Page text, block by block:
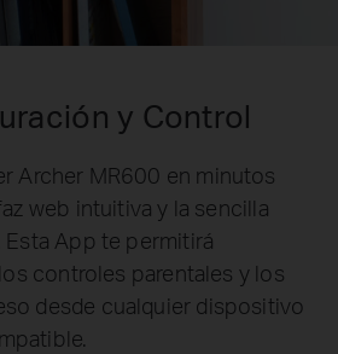
y Control
Archer MR600 en minutos
web intuitiva y la sencilla
Esta App te permitirá
controles parentales y los
desde cualquier dispositivo